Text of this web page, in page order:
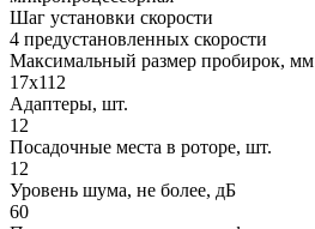
Шаг установки скорости
4 предустановленных скорости
Максимальный размер пробирок, мм
17x112
Адаптеры, шт.
12
Посадочные места в роторе, шт.
12
Уровень шума, не более, дБ
60